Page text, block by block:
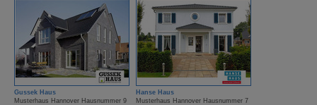
Gussek Haus
Musterhaus Hannover Hausnummer 9
Hanse Haus
Musterhaus Hannover Hausnummer 7